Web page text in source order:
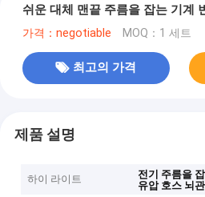
쉬운 대체 맨끝 주름을 잡는 기계
가격：negotiable MOQ：1 세트
최고의 가격
제품 설명
하이 라이트 전기 주름을
유압 호스 뇌